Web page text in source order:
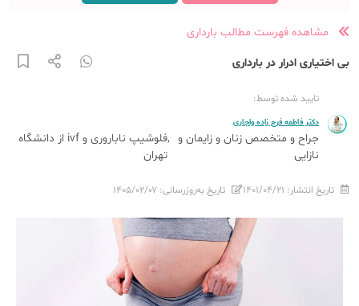
مشاهده فهرست مطالب بارداری
بی اختیاری ادرار در بارداری
تایید شده توسط:
دکتر فاطمه فرج زاده واجاری
جراح و متخصص زنان و زایمان و
نازایی
فلوشیپ ناباروری و ivf از دانشگاه
تهران
تاریخ انتشار: ۱۴۰۱/۰۴/۲۱ تاریخ به‌روزرسانی: ۱۴۰۵/۰۲/۰۷